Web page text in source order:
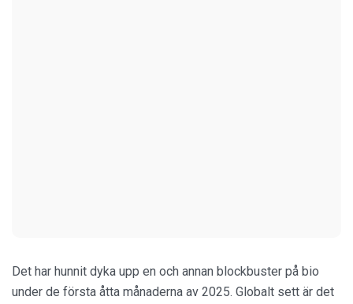
Det har hunnit dyka upp en och annan blockbuster på bio
under de första åtta månaderna av 2025. Globalt sett är det